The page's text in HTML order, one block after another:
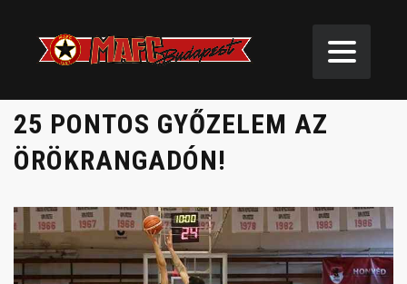
25 PONTOS GYŐZELEM AZ
ÖRÖKRANGADÓN!